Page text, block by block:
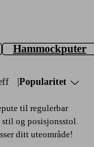
Hammockputer
Sorter på:
Popularitet
til regulerbar
og posisjonsstol.
ditt uteområde!